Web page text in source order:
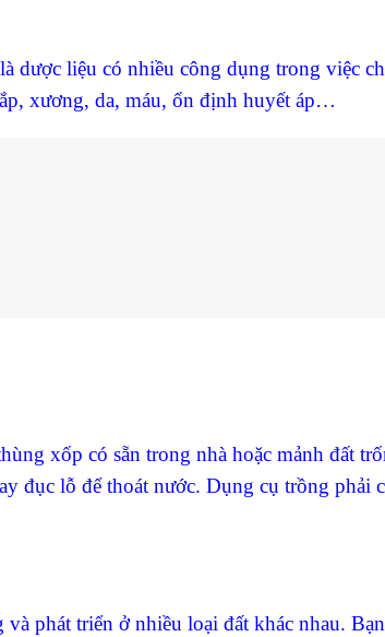
dược liệu có nhiều công dụng trong việc
xương, da, máu, ổn định huyết áp…
xốp có sẵn trong nhà hoặc mảnh đất
đục lỗ để thoát nước. Dụng cụ trồng phải
phát triển ở nhiều loại đất khác nhau.